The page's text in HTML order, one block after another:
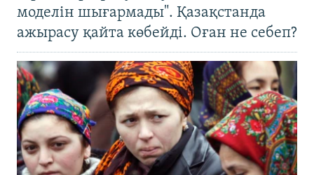
моделін шығармады". Қазақстанда
ажырасу қайта көбейді. Оған не себеп?